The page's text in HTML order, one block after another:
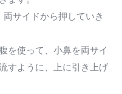
サイドから押していき
を使って、小鼻を両サイ
すように、上に引き上げ